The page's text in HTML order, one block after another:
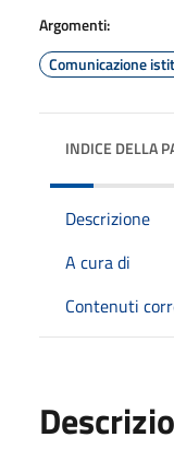
Argomenti:
Comunicazione
INDICE DELLA
Descrizione
A cura di
Contenuti